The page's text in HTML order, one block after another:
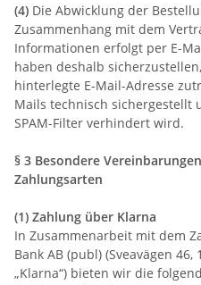
(4) Die Abwicklung der
Zusammenhang mit dem
Informationen erfolgt per E-
haben deshalb
hinterlegte E-Mail-Adresse
Mails technisch sichergestellt
SPAM-Filter verhindert wird.
§ 3 Besondere
Zahlungsarten
(1) Zahlung über Klarna
In Zusammenarbeit mit dem
Bank AB (publ) (Sveavägen
„Klarna“) bieten wir die